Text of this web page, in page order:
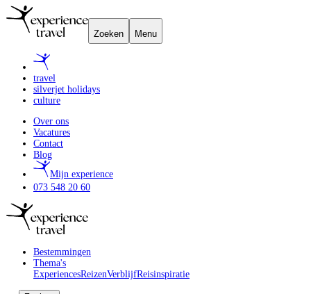
Zoeken Menu
travel
silverjet holidays
culture
Over ons
Vacatures
Contact
Blog
Mijn experience
073 548 20 60
Bestemmingen
Thema's
ExperiencesReizenVerblijfReisinspiratie